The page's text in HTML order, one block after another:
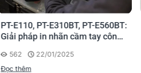
PT-E110, PT-E310BT, PT-E560BT:
Giải pháp in nhãn cầm tay công
562
22/01/2025
Đọc thêm